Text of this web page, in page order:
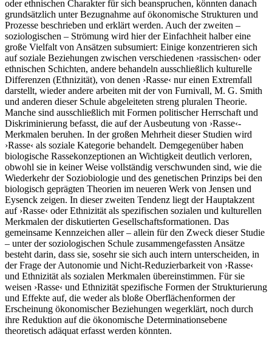
oder ethnischen Charakter für sich beanspruchen, könnten danach
grundsätzlich unter Bezugnahme auf ökonomische Strukturen und
Prozesse beschrieben und erklärt werden. Auch der zweiten –
soziologischen – Strömung wird hier der Einfachheit halber eine
große Vielfalt von Ansätzen subsumiert: Einige konzentrieren sich
auf soziale Beziehungen zwischen verschiedenen ›rassischen‹ oder
ethnischen Schichten, andere behandeln ausschließlich kulturelle
Differenzen (Ethnizität), von denen ›Rasse‹ nur einen Extremfall
darstellt, wieder andere arbeiten mit der von Furnivall, M. G. Smith
und anderen dieser Schule abgeleiteten streng pluralen Theorie.
Manche sind ausschließlich mit Formen politischer Herrschaft und
Diskriminierung befasst, die auf der Ausbeutung von ›Rasse‹-
Merkmalen beruhen. In der großen Mehrheit dieser Studien wird
›Rasse‹ als soziale Kategorie behandelt. Demgegenüber haben
biologische Rassekonzeptionen an Wichtigkeit deutlich verloren,
obwohl sie in keiner Weise vollständig verschwunden sind, wie die
Wiederkehr der Soziobiologie und des genetischen Prinzips bei den
biologisch geprägten Theorien im neueren Werk von Jensen und
Eysenck zeigen. In dieser zweiten Tendenz liegt der Hauptakzent
auf ›Rasse‹ oder Ethnizität als spezifischen sozialen und kulturellen
Merkmalen der diskutierten Gesellschaftsformationen. Das
gemeinsame Kennzeichen aller – allein für den Zweck dieser Studie
– unter der soziologischen Schule zusammengefassten Ansätze
besteht darin, dass sie, sosehr sie sich auch intern unterscheiden, in
der Frage der Autonomie und Nicht-Reduzierbarkeit von ›Rasse‹
und Ethnizität als sozialen Merkmalen übereinstimmen. Für sie
weisen ›Rasse‹ und Ethnizität spezifische Formen der Strukturierung
und Effekte auf, die weder als bloße Oberflächenformen der
Erscheinung ökonomischer Beziehungen wegerklärt, noch durch
ihre Reduktion auf die ökonomische Determinationsebene
theoretisch adäquat erfasst werden könnten.